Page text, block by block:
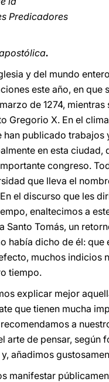
Predicadores
.
y del mundo
este año, en que
de 1274,
Gregorio X. En el
han publicado
en esta ciudad,
congreso.
que lleva el
el discurso que les
enaltecimos a
a Santo Tomás, un
había dicho de él:
muchos indicios
tiempo.
explicar mejor
que tienen mucha
a
arte de pensar, según
añadimos
manifestar